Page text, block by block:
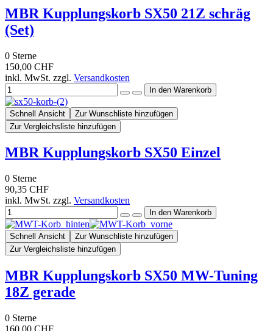
MBR Kupplungskorb SX50 21Z schräg
(Set)
0 Sterne
150,00 CHF
inkl. MwSt. zzgl. Versandkosten
Schnell Ansicht
Zur Wunschliste hinzufügen
Zur Vergleichsliste hinzufügen
MBR Kupplungskorb SX50 Einzel
0 Sterne
90,35 CHF
inkl. MwSt. zzgl. Versandkosten
Schnell Ansicht
Zur Wunschliste hinzufügen
Zur Vergleichsliste hinzufügen
MBR Kupplungskorb SX50 MW-Tuning
18Z gerade
0 Sterne